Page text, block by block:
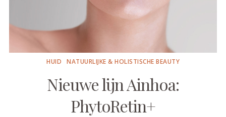
HUID NATUURLIJKE & HOLISTISCHE BEAUTY
Nieuwe lijn Ainhoa:
PhytoRetin+